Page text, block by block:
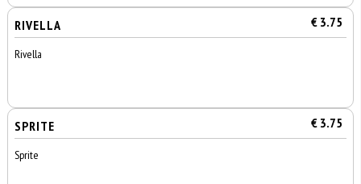
RIVELLA € 3.75
Rivella
SPRITE € 3.75
Sprite